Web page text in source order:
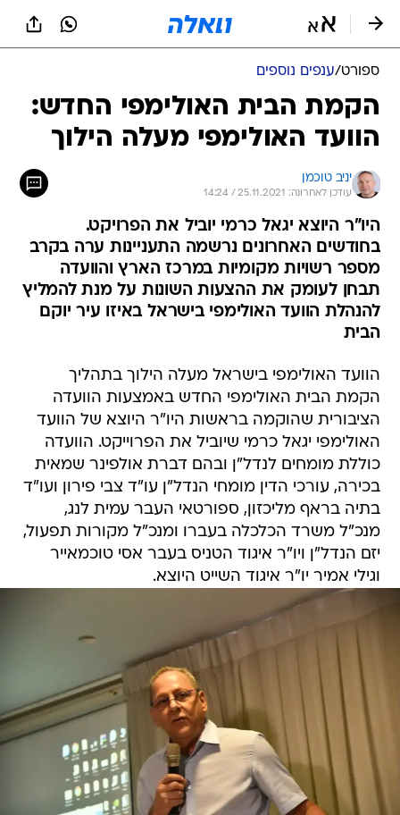
ספורט/ענפים נוספים
הקמת הבית האולימפי החדש:
הוועד האולימפי מעלה הילוך
יניב טוכמן
עודכן לאחרונה: 25.11.2021 / 14:24
היו"ר היוצא יגאל כרמי יוביל את הפרויקט.
בחודשים האחרונים נרשמה התעניינות ערה בקרב
מספר רשויות מקומיות במרכז הארץ והוועדה
תבחן לעומק את ההצעות השונות על מנת להמליץ
להנהלת הוועד האולימפי בישראל באיזו עיר יוקם
הבית
הוועד האולימפי בישראל מעלה הילוך בתהליך
הקמת הבית האולימפי החדש באמצעות הוועדה
הציבורית שהוקמה בראשות היו"ר היוצא של הוועד
האולימפי יגאל כרמי שיוביל את הפרוייקט. הוועדה
כוללת מומחים לנדל"ן ובהם דברת אולפינר שמאית
בכירה, עורכי הדין מומחי הנדל"ן עו"ד צבי פירון ועו"ד
בתיה בראף מליכזון, ספורטאי העבר עמית לנג,
מנכ"ל משרד הכלכלה בעברו ומנכ"ל מקורות תפעול,
יזם הנדל"ן ויו"ר איגוד הטניס בעבר אסי טוכמאייר
וגילי אמיר יו"ר איגוד השייט היוצא.